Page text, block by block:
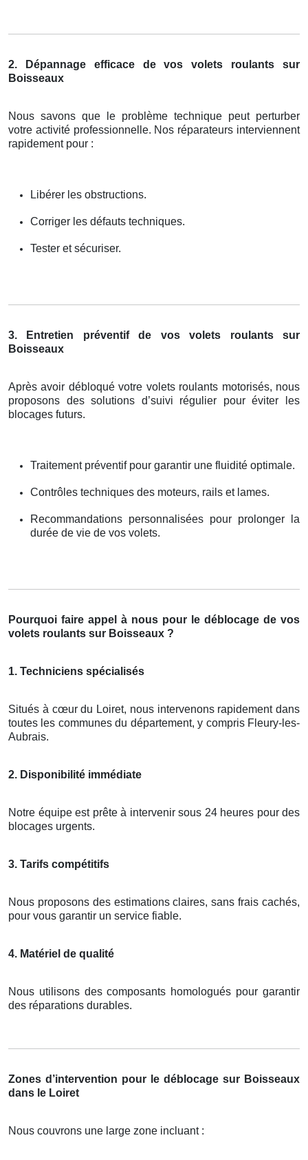
2. Dépannage efficace de vos volets roulants sur
Boisseaux
Nous savons que le problème technique peut perturber
votre activité professionnelle. Nos réparateurs interviennent
rapidement pour :
Libérer les obstructions.
Corriger les défauts techniques.
Tester et sécuriser.
3. Entretien préventif de vos volets roulants sur
Boisseaux
Après avoir débloqué votre volets roulants motorisés, nous
proposons des solutions d’suivi régulier pour éviter les
blocages futurs.
Traitement préventif pour garantir une fluidité optimale.
Contrôles techniques des moteurs, rails et lames.
Recommandations personnalisées pour prolonger la
durée de vie de vos volets.
Pourquoi faire appel à nous pour le déblocage de vos
volets roulants sur Boisseaux ?
1. Techniciens spécialisés
Situés à cœur du Loiret, nous intervenons rapidement dans
toutes les communes du département, y compris Fleury-les-
Aubrais.
2. Disponibilité immédiate
Notre équipe est prête à intervenir sous 24 heures pour des
blocages urgents.
3. Tarifs compétitifs
Nous proposons des estimations claires, sans frais cachés,
pour vous garantir un service fiable.
4. Matériel de qualité
Nous utilisons des composants homologués pour garantir
des réparations durables.
Zones d’intervention pour le déblocage sur Boisseaux
dans le Loiret
Nous couvrons une large zone incluant :